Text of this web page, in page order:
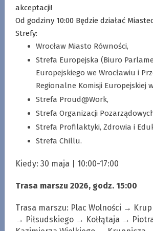
akceptacji!
Od godziny 10:00 Będzie działać
Strefy:
Wrocław Miasto Równości,
Strefa Europejska (Biuro
Europejskiego we Wrocławiu i
Regionalne Komisji Europejskiej
Strefa Proud@Work,
Strefa Organizacji
Strefa Profilaktyki, Zdrowia i
Strefa Chillu.
Kiedy: 30 maja | 10:00-17:00
Trasa marszu 2026, godz. 15:00
Trasa marszu: Plac Wolności →
→ Piłsudskiego → Kołłątaja →